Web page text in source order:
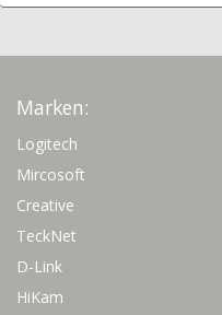
Marken:
Logitech
Mircosoft
Creative
TeckNet
D-Link
HiKam